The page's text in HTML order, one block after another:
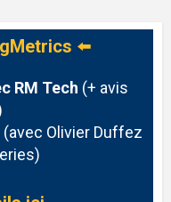
⬅️
RM Tech (+ avis
(avec Olivier Duffez